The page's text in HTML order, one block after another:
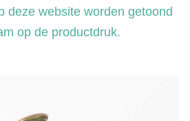
deze website worden getoond
op de productdruk.